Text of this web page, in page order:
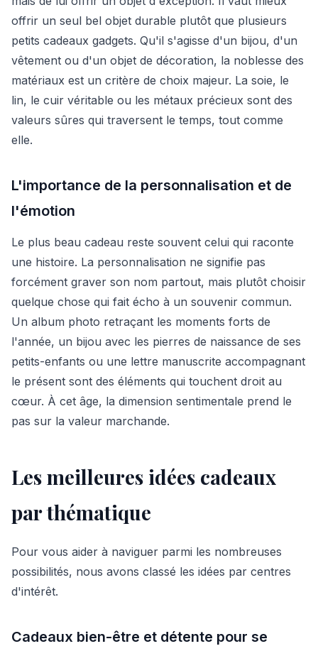
offrir un seul bel objet durable plutôt que plusieurs
petits cadeaux gadgets. Qu'il s'agisse d'un bijou, d'un
vêtement ou d'un objet de décoration, la noblesse des
matériaux est un critère de choix majeur. La soie, le
lin, le cuir véritable ou les métaux précieux sont des
valeurs sûres qui traversent le temps, tout comme
elle.
L'importance de la personnalisation et de
l'émotion
Le plus beau cadeau reste souvent celui qui raconte
une histoire. La personnalisation ne signifie pas
forcément graver son nom partout, mais plutôt choisir
quelque chose qui fait écho à un souvenir commun.
Un album photo retraçant les moments forts de
l'année, un bijou avec les pierres de naissance de ses
petits-enfants ou une lettre manuscrite accompagnant
le présent sont des éléments qui touchent droit au
cœur. À cet âge, la dimension sentimentale prend le
pas sur la valeur marchande.
Les meilleures idées cadeaux
par thématique
Pour vous aider à naviguer parmi les nombreuses
possibilités, nous avons classé les idées par centres
d'intérêt.
Cadeaux bien-être et détente pour se